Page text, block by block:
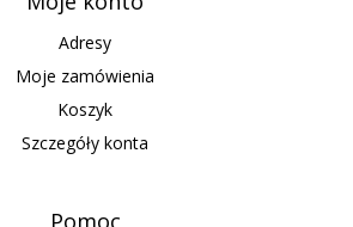
Adresy
Moje zamówienia
Koszyk
Szczegóły konta
Pomoc